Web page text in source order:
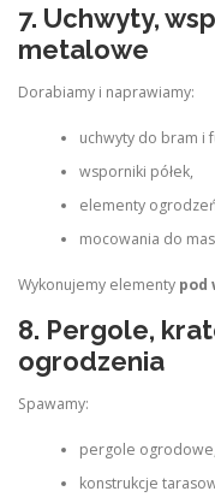
7. Uchwyty,
metalowe
Dorabiamy i naprawiamy:
uchwyty do bram i
wsporniki półek,
elementy
mocowania do
Wykonujemy elementy pod
8. Pergole,
ogrodzenia
Spawamy:
pergole ogrodowe,
konstrukcje